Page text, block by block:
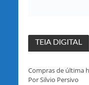
TEIA DIGITAL
Compras de última
Por Silvio Persivo